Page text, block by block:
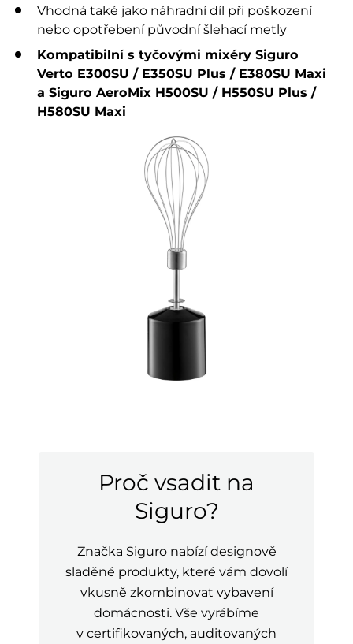
Vhodná také jako náhradní díl při poškození
nebo opotřebení původní šlehací metly
Kompatibilní s tyčovými mixéry Siguro
Verto E300SU / E350SU Plus / E380SU Maxi
a Siguro AeroMix H500SU / H550SU Plus /
H580SU Maxi
Proč vsadit na
Siguro?
Značka Siguro nabízí designově
sladěné produkty, které vám dovolí
vkusně zkombinovat vybavení
domácnosti. Vše vyrábíme
v certifikovaných, auditovaných